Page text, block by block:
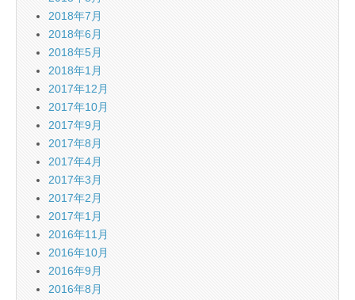
2018年7月
2018年6月
2018年5月
2018年1月
2017年12月
2017年10月
2017年9月
2017年8月
2017年4月
2017年3月
2017年2月
2017年1月
2016年11月
2016年10月
2016年9月
2016年8月